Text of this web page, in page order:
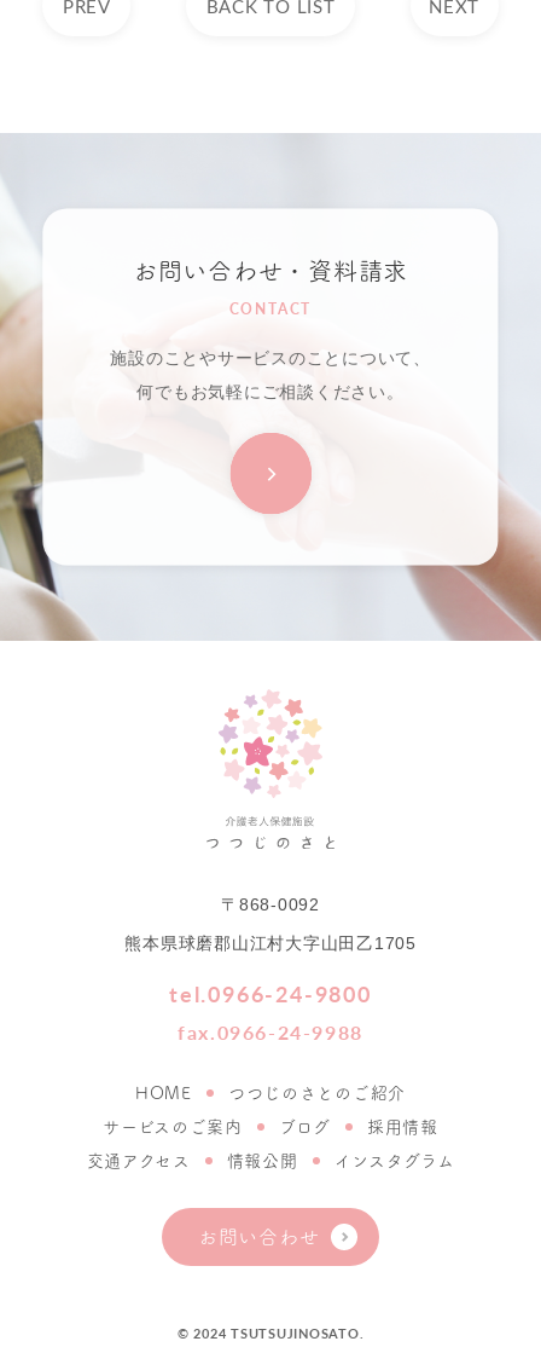
PREV BACK TO LIST NEXT
お問い合わせ・資料請求
CONTACT
施設のことやサービスのことについて、
何でもお気軽にご相談ください。
HOME
つつじのさとのご紹介
サービスのご案内
ブログ
採用情報
交通アクセス
情報公開 インスタグラム
お問い合わせ
〒868-0092
熊本県球磨郡山江村大字山田乙1705
tel.0966-24-9800
fax.0966-24-9988
© 2024 TSUTSUJINOSATO.